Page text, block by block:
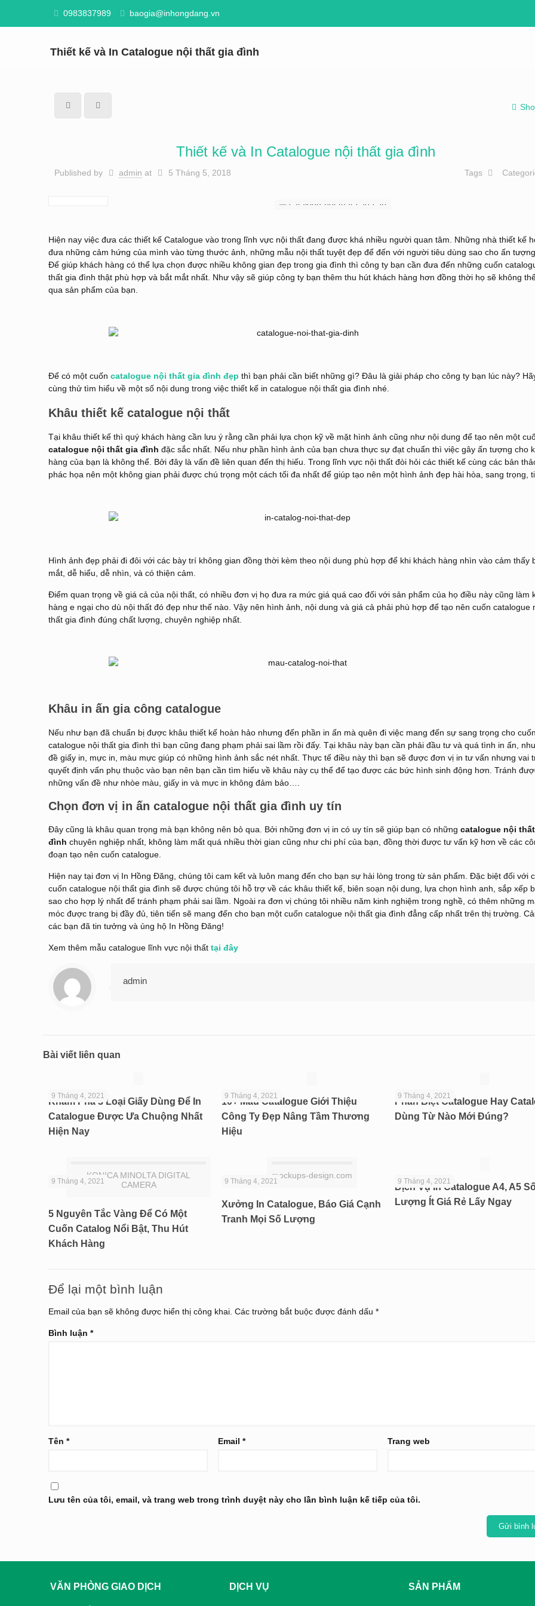
0983837989 baogia@inhongdang.vn
Thiết kế và In Catalogue nội thất gia đình
Thiết kế và In Catalogue nội thất gia đình
Published by admin at 5 Tháng 5, 2018 Tags
Hiện nay việc đưa các thiết kế Catalogue vào trong lĩnh vực nội thất đang được khá nhiều người quan tâm. Những nhà thiết kế
đưa những cảm hứng của mình vào từng thước ảnh, những mẫu nội thất tuyệt đẹp để đến với người tiêu dùng sao cho ấn tượng
Để giúp khách hàng có thể lựa chọn được nhiều không gian đẹp trong gia đình thì công ty bạn cần đưa đến những cuốn
thất gia đình thật phù hợp và bắt mắt nhất. Như vậy sẽ giúp công ty bạn thêm thu hút khách hàng hơn đồng thời họ sẽ không
qua sản phẩm của bạn.
Để có một cuốn catalogue nội thất gia đình đẹp thì bạn phải cần biết những gì? Đâu là giải pháp cho công ty bạn lúc này?
cùng thử tìm hiểu về một số nội dung trong việc thiết kế in catalogue nội thất gia đình nhé.
Khâu thiết kế catalogue nội thất
Tại khâu thiết kế thì quý khách hàng cần lưu ý rằng cần phải lựa chọn kỹ về mặt hình ảnh cũng như nội dung để tạo nên một
catalogue nội thất gia đình đặc sắc nhất. Nếu như phần hình ảnh của bạn chưa thực sự đạt chuẩn thì việc gây ấn tượng cho
hàng của bạn là không thể. Bởi đây là vấn đề liên quan đến thị hiếu. Trong lĩnh vực nội thất đòi hỏi các thiết kế cùng các bản
phác họa nên một không gian phải được chú trọng một cách tối đa nhất để giúp tạo nên một hình ảnh đẹp hài hòa, sang trọng,
Hình ảnh đẹp phải đi đôi với các bày trí không gian đồng thời kèm theo nội dung phù hợp để khi khách hàng nhìn vào cảm thấy
mắt, dễ hiểu, dễ nhìn, và có thiện cảm.
Điểm quan trọng về giá cả của nội thất, có nhiều đơn vị họ đưa ra mức giá quá cao đối với sản phẩm của họ điều này cũng làm
hàng e ngại cho dù nội thất đó đẹp như thế nào. Vậy nên hình ảnh, nội dung và giá cả phải phù hợp để tạo nên cuốn catalogue
thất gia đình đúng chất lượng, chuyên nghiệp nhất.
Khâu in ấn gia công catalogue
Nếu như bạn đã chuẩn bị được khâu thiết kế hoàn hảo nhưng đến phần in ấn mà quên đi việc mang đến sự sang trọng cho cuốn
catalogue nội thất gia đình thì bạn cũng đang phạm phải sai lầm rồi đấy. Tại khâu này bạn cần phải đầu tư và quá tình in ấn,
đề giấy in, mực in, màu mực giúp có những hình ảnh sắc nét nhất. Thực tế điều này thì bạn sẽ được đơn vị in tư vấn nhưng vai
quyết định vấn phụ thuộc vào bạn nên bạn cần tìm hiểu về khâu này cụ thể để tạo được các bức hình sinh động hơn. Tránh
những vấn đề như nhòe màu, giấy in và mực in không đảm bảo….
Chọn đơn vị in ấn catalogue nội thất gia đình uy tín
Đây cũng là khâu quan trọng mà bạn không nên bỏ qua. Bởi những đơn vị in có uy tín sẽ giúp bạn có những catalogue nội
đình chuyên nghiệp nhất, không làm mất quá nhiều thời gian cũng như chi phí của bạn, đồng thời được tư vấn kỹ hơn về các
đoạn tạo nên cuốn catalogue.
Hiện nay tại đơn vịIn Hồng Đăng , chúng tôi cam kết và luôn mang đến cho bạn sự hài lòng trong từ sản phẩm. Đặc biệt đối với
cuốn catalogue nội thất gia đình sẽ được chúng tôi hỗ trợ về các khâu thiết kế, biên soạn nội dung, lựa chọn hình anh, sắp xếp
sao cho hợp lý nhất để tránh phạm phải sai lầm. Ngoài ra đơn vị chúng tôi nhiều năm kinh nghiệm trong nghề, có thêm những
móc được trang bị đầy đủ, tiên tiến sẽ mang đến cho bạn một cuốn catalogue nội thất gia đình đẳng cấp nhất trên thị trường.
các bạn đã tin tưởng và ủng hộ In Hồng Đăng!
Xem thêm mẫu catalogue lĩnh vực nội thất tại đây
admin
Bài viết liên quan
9 Tháng 4, 2021
Khám Phá 3 Loại Giấy Dùng Để In
Catalogue Được Ưa Chuộng Nhất
Hiện Nay
9 Tháng 4, 2021
10+ Mẫu Catalogue Giới Thiệu
Công Ty Đẹp Nâng Tầm Thương
Hiệu
9 Tháng 4, 2021
Phân Biệt Catalogue Hay
Dùng Từ Nào Mới Đúng?
KONICA MINOLTA DIGITAL
CAMERA
9 Tháng 4, 2021
5 Nguyên Tắc Vàng Để Có Một
Cuốn Catalog Nổi Bật, Thu Hút
Khách Hàng
mockups-design.com
9 Tháng 4, 2021
Xưởng In Catalogue, Báo Giá Cạnh
Tranh Mọi Số Lượng
9 Tháng 4, 2021
Dịch Vụ In Catalogue A4, A5
Lượng Ít Giá Rẻ Lấy Ngay
Để lại một bình luận
Email của bạn sẽ không được hiển thị công khai. Các trường bắt buộc được đánh dấu *
Bình luận *
Tên * Email * Trang web
Lưu tên của tôi, email, và trang web trong trình duyệt này cho lần bình luận kế tiếp của tôi.
VĂN PHÒNG GIAO DỊCH DỊCH VỤ SẢN PHẨM